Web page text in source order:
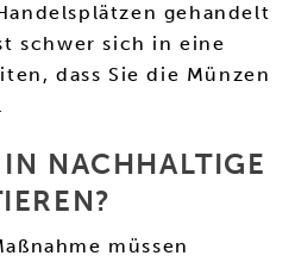
gehandelt
schwer sich in eine
dass Sie die Münzen
NACHHALTIGE
müssen